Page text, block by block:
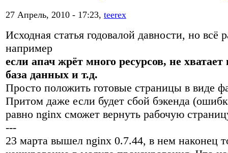
27 Апрель, 2010 - 17:23, teerex
Исходная статья годовалой давности, но
например
если апач жрёт много ресурсов, не
база данных и т.д.
Просто положить готовые страницы в виде
Притом даже если будет сбой бэкенда
равно nginx сможет вернуть рабочую
---
23 марта вышел nginx 0.7.44, в нем наконец